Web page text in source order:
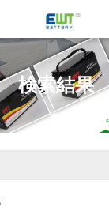
検索結果